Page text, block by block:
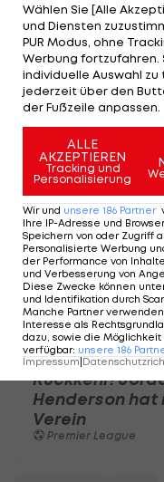
europäische
der Wahl zur
Ivkovic vor Zeljko
drei belegen ex
und David Blatt
Mehr zum
Premier-
Rückkehr!
Henderson hat
Verein
Premier League
Wählen Sie [Alle
und Diensten
PUR Modus, ohne
Werbung fortzufahren.
individuelle Auswahl zu
jederzeit über den
der Fußzeile anpassen.
ALLE
AKZEPTIEREN
Tracking und
Personalisierung
Wir und unsere 186 Partner
Ihre IP-Adresse und
Speichern von oder Zugriff
Personalisierte Werbung
der Performance von
und Verbesserung von
Diese Zwecke können
und Identifikation durch
Manche Partner
Interesse als
dazu, sowie die
verfügbar: unsere 186
Impressum